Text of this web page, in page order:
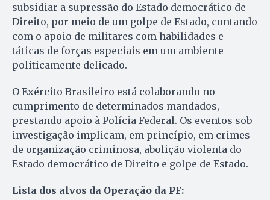
subsidiar a supressão do Estado democrático de
Direito, por meio de um golpe de Estado, contando
com o apoio de militares com habilidades e
táticas de forças especiais em um ambiente
politicamente delicado.
O Exército Brasileiro está colaborando no
cumprimento de determinados mandados,
prestando apoio à Polícia Federal. Os eventos sob
investigação implicam, em princípio, em crimes
de organização criminosa, abolição violenta do
Estado democrático de Direito e golpe de Estado.
Lista dos alvos da Operação da PF: